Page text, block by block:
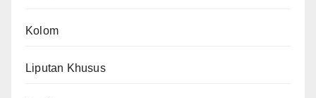
Kolom
Liputan Khusus